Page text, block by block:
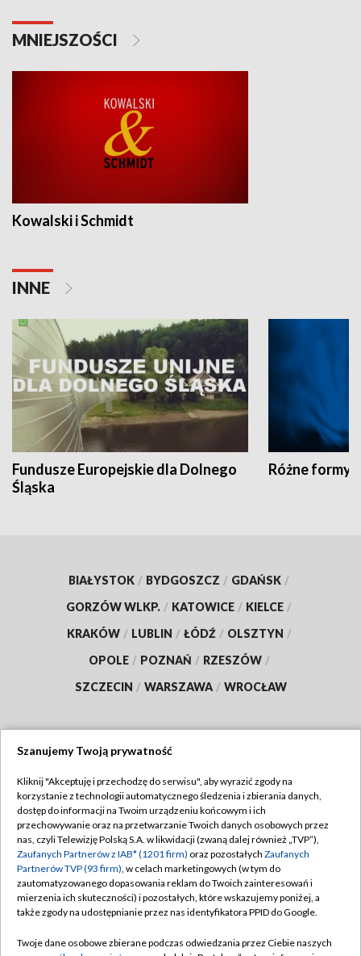
MNIEJSZOŚCI
Kowalski i Schmidt
INNE
Fundusze Europejskie dla Dolnego
Śląska
Różne formy
BIAŁYSTOK / BYDGOSZCZ / GDAŃSK /
GORZÓW WLKP. / KATOWICE / KIELCE /
KRAKÓW / LUBLIN / ŁÓDŹ / OLSZTYN /
OPOLE / POZNAŃ / RZESZÓW /
SZCZECIN / WARSZAWA / WROCŁAW
TVP
Abonament TVP
Emisja w TVP
Centrum informacji TVP
Naziemna Telewizja Cyfrowa
Regulamin TVP
Polityka prywatności
Moje zgody
Pomoc
Szanujemy Twoją prywatność
Kliknij "Akceptuję i przechodzę do serwisu", aby wyrazić zgody na
korzystanie z technologii automatycznego śledzenia i zbierania danych,
dostęp do informacji na Twoim urządzeniu końcowym i ich
przechowywanie oraz na przetwarzanie Twoich danych osobowych przez
nas, czyli Telewizję Polską S.A. w likwidacji (zwaną dalej również „TVP”),
Zaufanych Partnerów z IAB* (1201 firm) oraz pozostałych Zaufanych
Partnerów TVP (93 firm), w celach marketingowych (w tym do
zautomatyzowanego dopasowania reklam do Twoich zainteresowań i
mierzenia ich skuteczności) i pozostałych, które wskazujemy poniżej, a
także zgody na udostępnianie przez nas identyfikatora PPID do Google.
Twoje dane osobowe zbierane podczas odwiedzania przez Ciebie naszych